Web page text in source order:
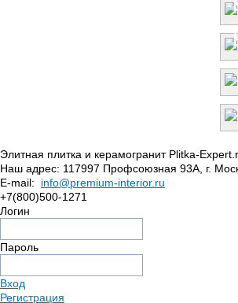
Элитная плитка и керамогранит Plitka-
Наш адрес: 117997 Профсоюзная 93А, г.
E-mail:
info@premium-interior.ru
+7(800)500-1271
Логин
Пароль
Вход
Регистрация